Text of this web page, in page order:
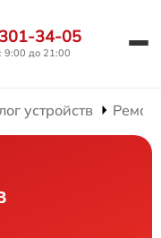
34-05
9:00 до 21:00
устройств